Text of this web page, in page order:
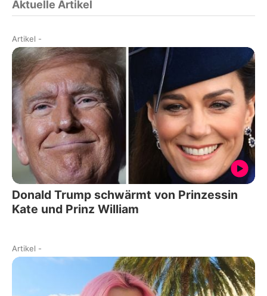
Aktuelle Artikel
Artikel -
Donald Trump schwärmt von Prinzessin
Kate und Prinz William
Artikel -